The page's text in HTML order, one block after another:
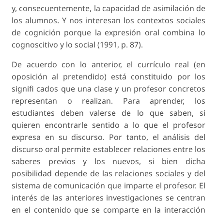
y, consecuentemente, la capacidad de asimilación de
los alumnos. Y nos interesan los contextos sociales
de cognición porque la expresión oral combina lo
cognoscitivo y lo social (1991, p. 87).
De acuerdo con lo anterior, el currículo real (en
oposición al pretendido) está constituido por los
signifi cados que una clase y un profesor concretos
representan o realizan. Para aprender, los
estudiantes deben valerse de lo que saben, si
quieren encontrarle sentido a lo que el profesor
expresa en su discurso. Por tanto, el análisis del
discurso oral permite establecer relaciones entre los
saberes previos y los nuevos, si bien dicha
posibilidad depende de las relaciones sociales y del
sistema de comunicación que imparte el profesor. El
interés de las anteriores investigaciones se centran
en el contenido que se comparte en la interacción